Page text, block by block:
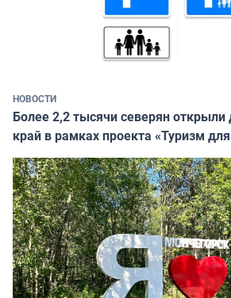
НОВОСТИ
Более 2,2 тысячи северян открыли
край в рамках проекта «Туризм